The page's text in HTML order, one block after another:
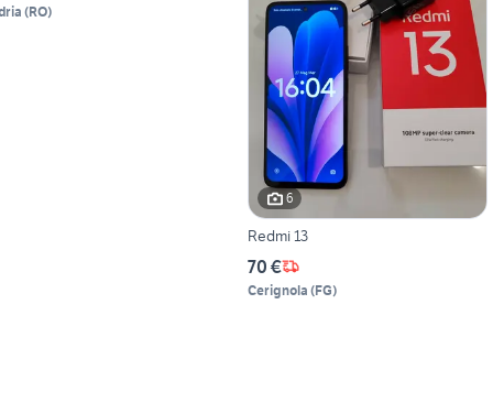
(RO)
6
Redmi 13
70 €
Cerignola (FG)